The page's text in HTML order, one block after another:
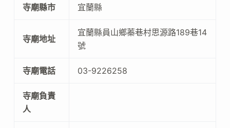
寺廟縣市 宜蘭縣
寺廟地址
宜蘭縣員山鄉蓁巷村思源路189巷14
號
寺廟電話 03-9226258
寺廟負責
人